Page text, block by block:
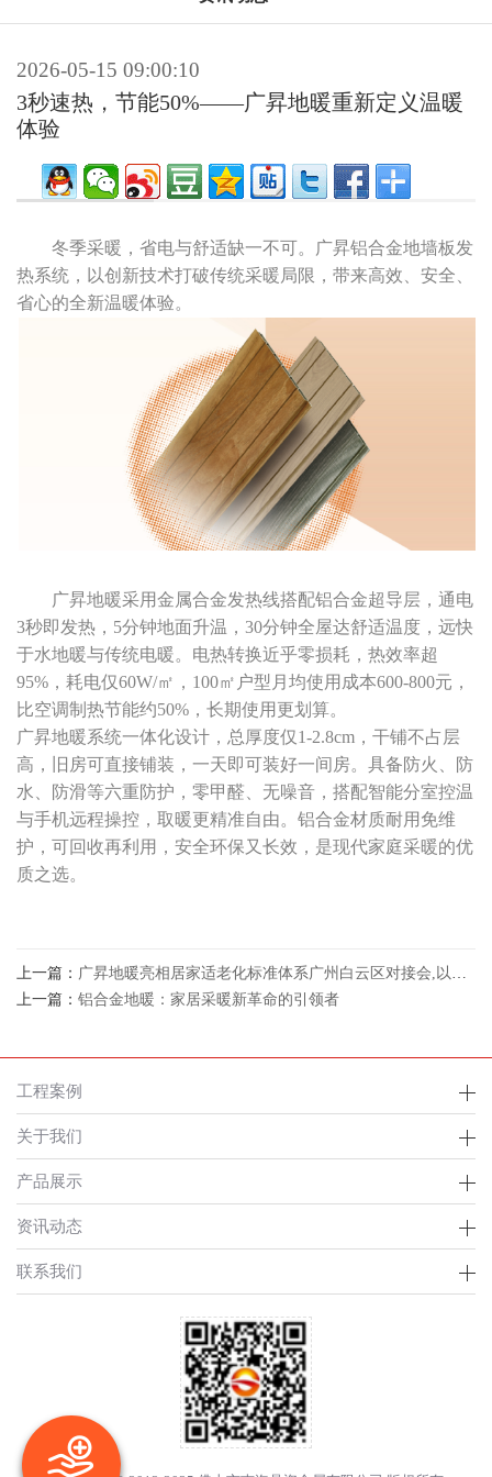
2026-05-15 09:00:10
3秒速热，节能50%——广昇地暖重新定义温暖
体验
冬季采暖，省电与舒适缺一不可。广昇铝合金地墙板发
热系统，以创新技术打破传统采暖局限，带来高效、安全、
省心的全新温暖体验。
广昇地暖采用金属合金发热线搭配铝合金超导层，通电
3秒即发热，5分钟地面升温，30分钟全屋达舒适温度，远快
于水地暖与传统电暖。电热转换近乎零损耗，热效率超
95%，耗电仅60W/㎡，100㎡户型月均使用成本600-800元，
比空调制热节能约50%，长期使用更划算。
广昇地暖系统一体化设计， 总厚度仅1-2.8cm，干铺不占层
高，旧房可直接铺装，一天即可装好一间房。具备防火、防
水、防滑等六重防护，零甲醛、无噪音，搭配智能分室控温
与手机远程操控，取暖更精准自由。铝合金材质耐用免维
护，可回收再利用，安全环保又长效，是现代家庭采暖的优
质之选。
上一篇： 广昇地暖亮相居家适老化标准体系广州白云区对接会,以科技温度助
上一篇： 铝合金地暖：家居采暖新革命的引领者
工程案例
关于我们
产品展示
资讯动态
联系我们